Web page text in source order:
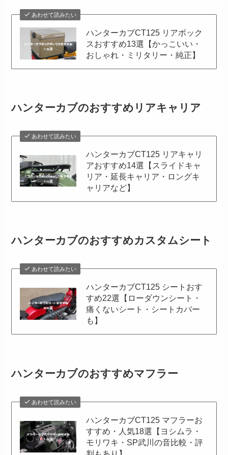
あわせて読みたい
ハンターカブCT125 リアボック
スおすすめ13選【かっこいい・
おしゃれ・ミリタリー・純正】
ハンターカブのおすすめリアキャリア
あわせて読みたい
ハンターカブCT125 リアキャリ
アおすすめ14選【スライドキャ
リア・延長キャリア・ロングキ
ャリアなど】
ハンターカブのおすすめカスタムシート
あわせて読みたい
ハンターカブCT125 シートおす
すめ22選【ローダウンシート・
痛くないシート・シートカバー
も】
ハンターカブのおすすめマフラー
あわせて読みたい
ハンターカブCT125 マフラーお
すすめ・人気18選【ヨシムラ・
モリワキ・SP武川の音比較・評